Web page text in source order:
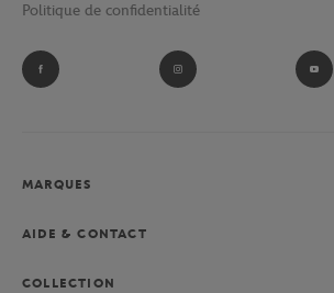
Politique de confidentialité
MARQUES
AIDE & CONTACT
COLLECTION